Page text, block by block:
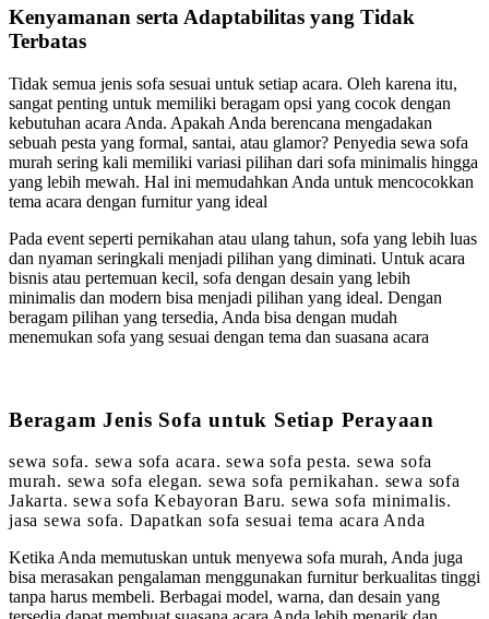
Kenyamanan serta Adaptabilitas yang Tidak
Terbatas
Tidak semua jenis sofa sesuai untuk setiap acara. Oleh karena itu,
sangat penting untuk memiliki beragam opsi yang cocok dengan
kebutuhan acara Anda. Apakah Anda berencana mengadakan
sebuah pesta yang formal, santai, atau glamor? Penyedia sewa sofa
murah sering kali memiliki variasi pilihan dari sofa minimalis hingga
yang lebih mewah. Hal ini memudahkan Anda untuk mencocokkan
tema acara dengan furnitur yang ideal
Pada event seperti pernikahan atau ulang tahun, sofa yang lebih luas
dan nyaman seringkali menjadi pilihan yang diminati. Untuk acara
bisnis atau pertemuan kecil, sofa dengan desain yang lebih
minimalis dan modern bisa menjadi pilihan yang ideal. Dengan
beragam pilihan yang tersedia, Anda bisa dengan mudah
menemukan sofa yang sesuai dengan tema dan suasana acara
Beragam Jenis Sofa untuk Setiap Perayaan
sewa sofa. sewa sofa acara. sewa sofa pesta. sewa sofa
murah. sewa sofa elegan. sewa sofa pernikahan. sewa sofa
Jakarta. sewa sofa Kebayoran Baru. sewa sofa minimalis.
jasa sewa sofa. Dapatkan sofa sesuai tema acara Anda
Ketika Anda memutuskan untuk menyewa sofa murah, Anda juga
bisa merasakan pengalaman menggunakan furnitur berkualitas tinggi
tanpa harus membeli. Berbagai model, warna, dan desain yang